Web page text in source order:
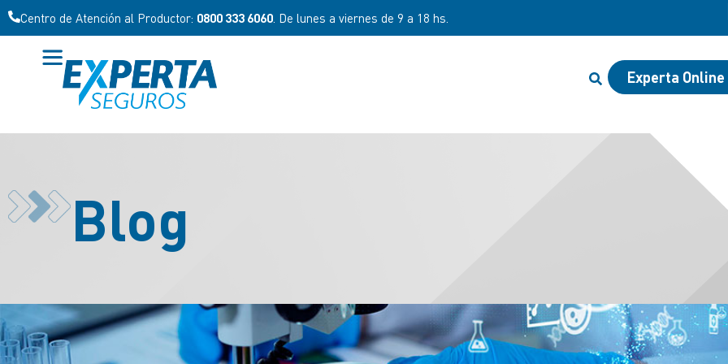
Centro de Atención al Productor: 0800 333 6060 . De lunes a viernes de 9 a 18 hs.
Experta Online
Blog